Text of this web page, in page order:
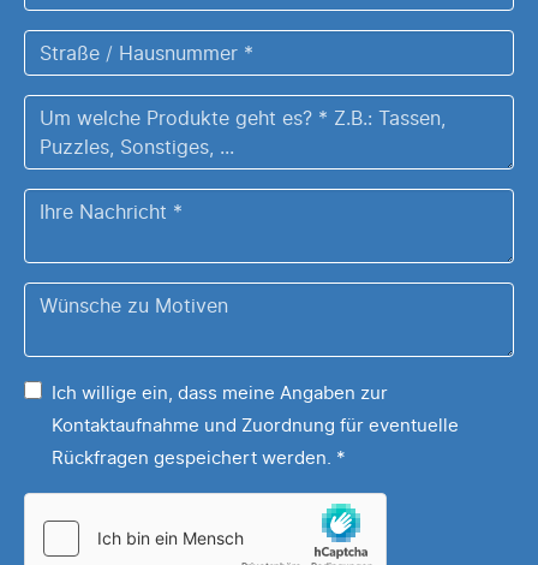
/
Ort
*
Straße
/
Hausnummer
Um
welche
Produkte
geht
Tassen,
...
Ihre
*
Wünsche
Ihrem
MotivIch willige ein, dass meine Angaben zur
Kontaktaufnahme und Zuordnung für eventuelle
Rückfragen gespeichert werden. *